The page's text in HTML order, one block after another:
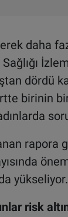
daha
Sağlığı
dördü
birinin
rapora
yükseliyor.
risk